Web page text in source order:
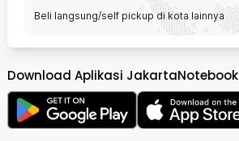
Beli langsung/self pickup di kota lainnya
Download Aplikasi JakartaNotebook